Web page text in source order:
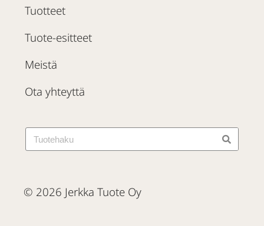
Tuotteet
Tuote-esitteet
Meistä
Ota yhteyttä
© 2026 Jerkka Tuote Oy